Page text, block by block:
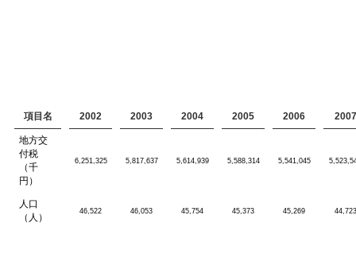
項目名 2002 2003 2004 2005 2006 2007
地方交
付税
（千
円）
6,251,325 5,817,637 5,614,939 5,588,314 5,541,045
人口
（人）
46,522 46,053 45,754 45,373 45,269 44,723